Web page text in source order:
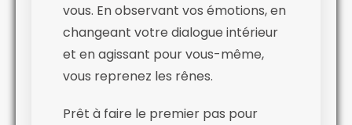
vous. En observant vos émotions, en
changeant votre dialogue intérieur
et en agissant pour vous-même,
vous reprenez les rênes.
Prêt à faire le premier pas pour